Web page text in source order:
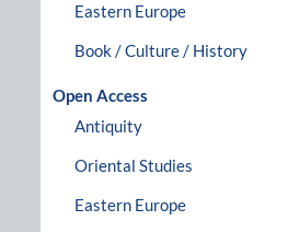
Eastern Europe
Book / Culture / History
Open Access
Antiquity
Oriental Studies
Eastern Europe